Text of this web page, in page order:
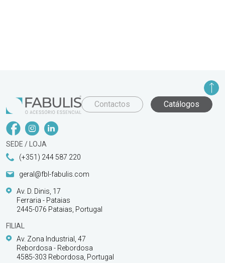
Contactos Catálogos
SEDE / LOJA
(+351) 244 587 220
geral@fbl-fabulis.com
Av. D. Dinis, 17
Ferraria - Pataias
2445-076 Pataias, Portugal
FILIAL
Av. Zona Industrial, 47
Rebordosa - Rebordosa
4585-303 Rebordosa, Portugal